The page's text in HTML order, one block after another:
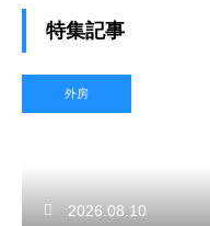
特集記事
外房
2026.08.10